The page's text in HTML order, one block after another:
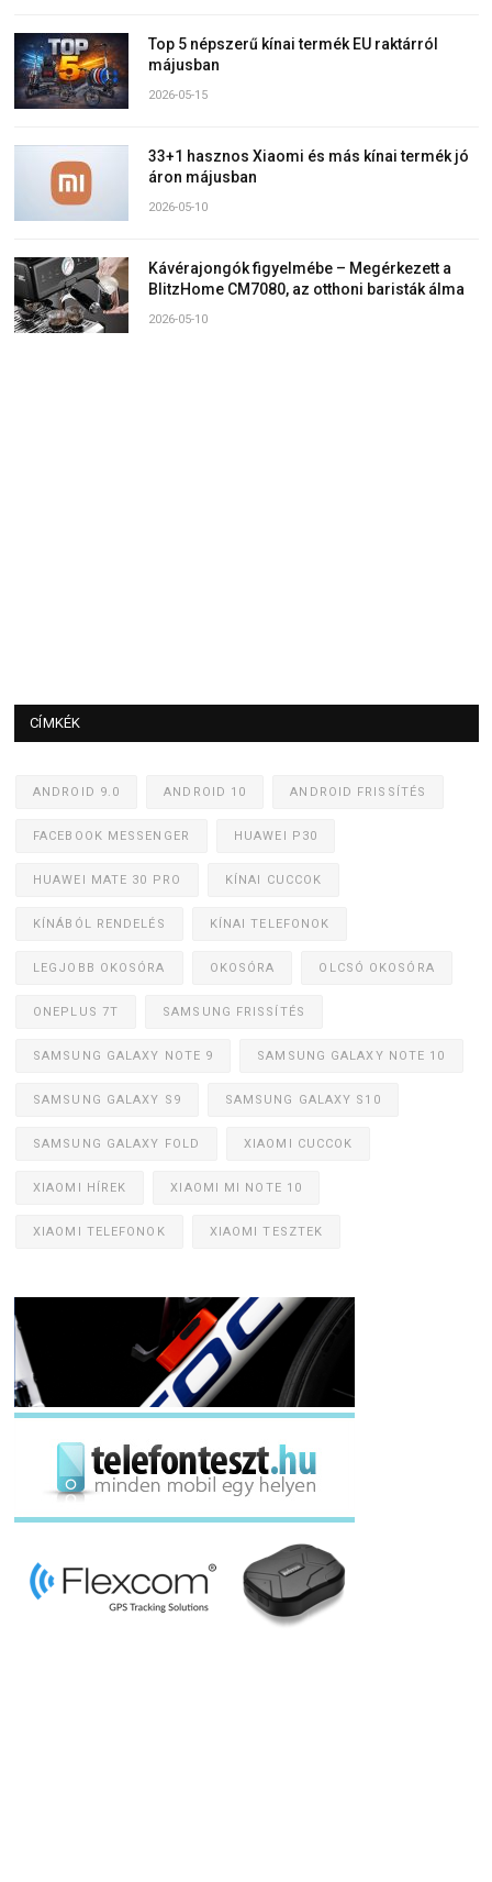
Top 5 népszerű kínai termék EU raktárról
májusban
2026-05-15
33+1 hasznos Xiaomi és más kínai termék jó
áron májusban
2026-05-10
Kávérajongók figyelmébe – Megérkezett a
BlitzHome CM7080, az otthoni baristák álma
2026-05-10
CÍMKÉK
ANDROID 9.0 ANDROID 10 ANDROID FRISSÍTÉS
FACEBOOK MESSENGER HUAWEI P30
HUAWEI MATE 30 PRO KÍNAI CUCCOK
KÍNÁBÓL RENDELÉS KÍNAI TELEFONOK
LEGJOBB OKOSÓRA OKOSÓRA OLCSÓ OKOSÓRA
ONEPLUS 7T SAMSUNG FRISSÍTÉS
SAMSUNG GALAXY NOTE 9 SAMSUNG GALAXY NOTE 10
SAMSUNG GALAXY S9 SAMSUNG GALAXY S10
SAMSUNG GALAXY FOLD XIAOMI CUCCOK
XIAOMI HÍREK XIAOMI MI NOTE 10
XIAOMI TELEFONOK XIAOMI TESZTEK